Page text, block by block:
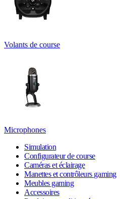
Volants de course
Microphones
Simulation
Configurateur de course
Caméras et éclairage
Manettes et contrôleurs gaming
Meubles gaming
Accessoires